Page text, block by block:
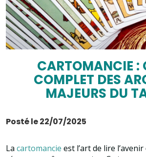
CARTOMANCIE :
COMPLET DES
MAJEURS DU
Posté le 22/07/2025
La cartomancie est l’art de lire